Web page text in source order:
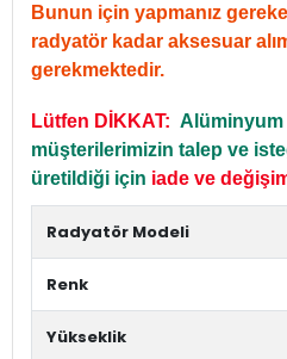
Bunun için yapmanız
radyatör kadar aksesuar
gerekmektedir.
Lütfen DİKKAT:
müşterilerimizin talep ve
üretildiği için iade ve
Radyatör Modeli
Renk
Yükseklik